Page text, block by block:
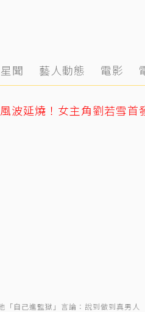
聞 藝人動態 電影
波延燒！女主角劉若雪首
「自己進監獄」言論：說到做到真男人